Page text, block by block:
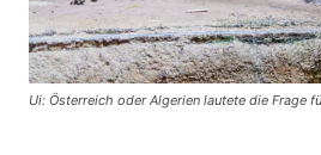
Ui: Österreich oder Algerien lautete die Frage